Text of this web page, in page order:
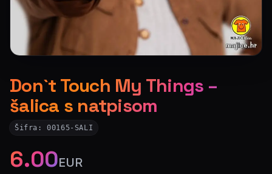
Don`t Touch My Things –
šalica s natpisom
Šifra:00165-SALI
6.00EUR